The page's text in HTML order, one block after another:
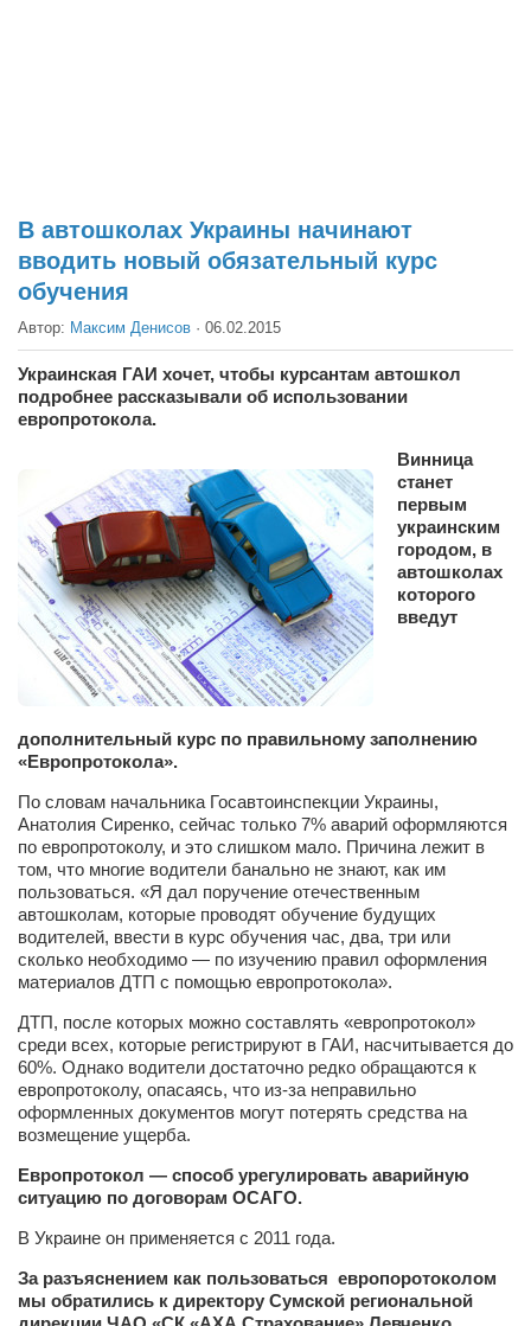
Выборы
Деньги
Традиции
Опросы
Экология
Здоровый образ жизни
Сам себе доктор
Активный отдых
Курьезы
Досье
Арт-менеджеры
Лариса Ильченко
Тамара Кубракова
Елена Мельник
Вера Паненко
Семён Салатенко
Сергей Шепилов
Актёры
Валентин Бурый
Артём Мяус
Александра Сокол
Барды
Ольга Козаченко
В автошколах Украины начинают
вводить новый обязательный курс
обучения
Автор: Максим Денисов · 06.02.2015
Украинская ГАИ хочет, чтобы курсантам автошкол
подробнее рассказывали об использовании
европротокола.
Винница
станет
первым
украинским
городом, в
автошколах
которого
введут
дополнительный курс по правильному заполнению
«Европротокола».
По словам начальника Госавтоинспекции Украины,
Анатолия Сиренко, сейчас только 7% аварий оформляются
по европротоколу, и это слишком мало. Причина лежит в
том, что многие водители банально не знают, как им
пользоваться. «Я дал поручение отечественным
автошколам, которые проводят обучение будущих
водителей, ввести в курс обучения час, два, три или
сколько необходимо — по изучению правил оформления
материалов ДТП с помощью европротокола».
ДТП, после которых можно составлять «европротокол»
среди всех, которые регистрируют в ГАИ, насчитывается до
60%. Однако водители достаточно редко обращаются к
европротоколу, опасаясь, что из-за неправильно
оформленных документов могут потерять средства на
возмещение ущерба.
Европротокол — способ урегулировать аварийную
ситуацию по договорам ОСАГО.
В Украине он применяется с 2011 года.
За разъяснением как пользоваться европоротоколом
мы обратились к директору Cумской региональной